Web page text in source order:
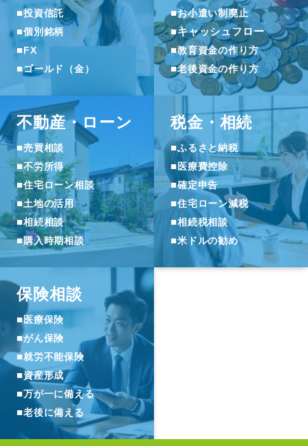
■投資信託
■個別銘柄
■FX
■ゴールド（金）
■お小遣い制廃止
■キャッシュフロー
■教育資金の作り方
■老後資金の作り方
不動産・ローン
■売買相談
■不労所得
■住宅ローン相談
■土地の活用
■相続相談
■購入時期相談
税金・相続
■ふるさと納税
■ 医療費控除
■確定申告
■住宅ローン減税
■相続税相談
■米ドルの勧め
保険相談
■医療保険
■がん保険
■就労不能保険
■資産形成
■万が一に備える
■老後に備える